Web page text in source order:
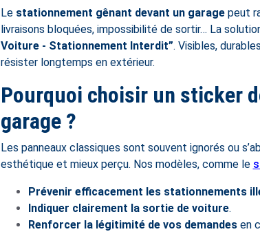
Le stationnement gênant devant un garagepeut
livraisons bloquées, impossibilité de sortir… La
Voiture - Stationnement Interdit”. Visibles,
résister longtemps en extérieur.
Pourquoi choisir un sticker
garage ?
Les panneaux classiques sont souvent ignorés ou
esthétique et mieux perçu. Nos modèles, comme le
Prévenir efficacement les stationnements
Indiquer clairement la sortie de voiture.
Renforcer la légitimité de vos demandesen